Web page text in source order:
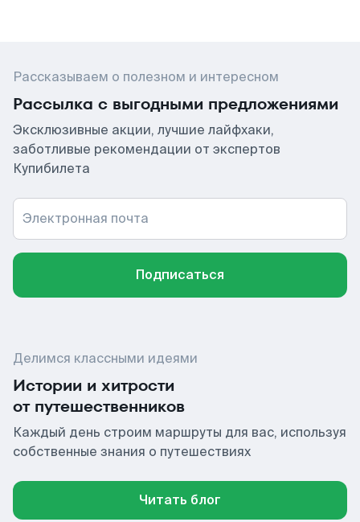
Рассказываем о полезном и интересном
Рассылка с выгодными предложениями
Эксклюзивные акции, лучшие лайфхаки,
заботливые рекомендации от экспертов
Купибилета
Электронная почта
Подписаться
Делимся классными идеями
Истории и хитрости
от путешественников
Каждый день строим маршруты для вас, используя
собственные знания о путешествиях
Читать блог